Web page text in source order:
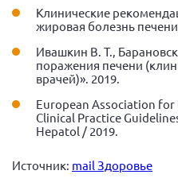
Клинические
жировая болезнь
Ивашкин В. Т.,
поражения печени
врачей)». 2019.
European Association for
Clinical Practice
Hepatol / 2019.
Источник: mail Здоровье